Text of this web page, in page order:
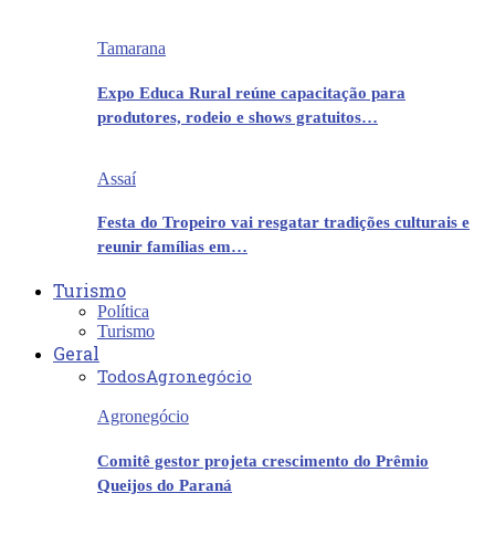
Tamarana
Expo Educa Rural reúne capacitação para
produtores, rodeio e shows gratuitos…
Assaí
Festa do Tropeiro vai resgatar tradições culturais e
reunir famílias em…
Turismo
Política
Turismo
Geral
TodosAgronegócio
Agronegócio
Comitê gestor projeta crescimento do Prêmio
Queijos do Paraná